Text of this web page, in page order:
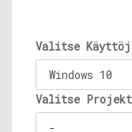
Valitse
Valitse